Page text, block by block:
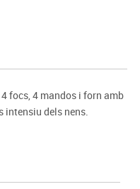
focs, 4 mandos i forn amb
intensiu dels nens.